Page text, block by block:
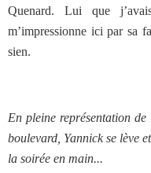
Quenard. Lui que
m’impressionne ici par sa
sien.
En pleine représentation
boulevard, Yannick se lève
la soirée en main...